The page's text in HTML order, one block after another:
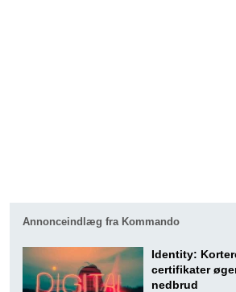
Annonceindlæg fra Kommando
Identity:
certifikater
nedbrud